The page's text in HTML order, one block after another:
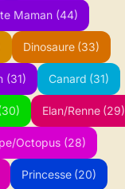
Maman (44)
Dinosaure (33)
(31) Canard (31)
Elan/Renne (29)
Octopus (28)
Princesse (20)